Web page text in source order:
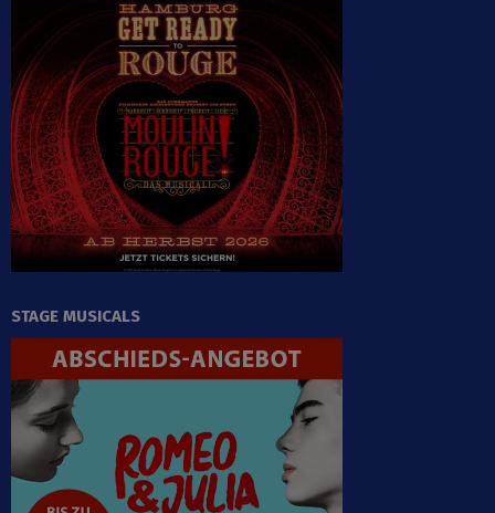
STAGE MUSICALS